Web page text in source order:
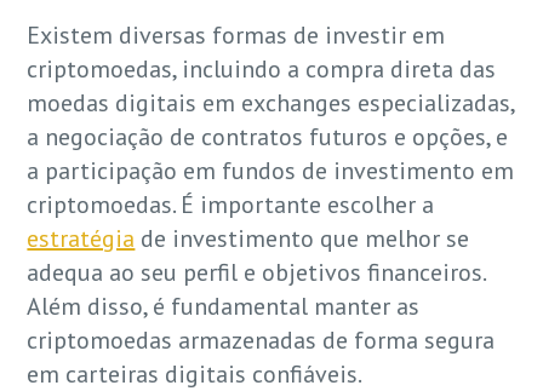
Existem diversas formas de investir em
criptomoedas, incluindo a compra direta das
moedas digitais em exchanges especializadas,
a negociação de contratos futuros e opções, e
a participação em fundos de investimento em
criptomoedas. É importante escolher a
estratégia de investimento que melhor se
adequa ao seu perfil e objetivos financeiros.
Além disso, é fundamental manter as
criptomoedas armazenadas de forma segura
em carteiras digitais confiáveis.